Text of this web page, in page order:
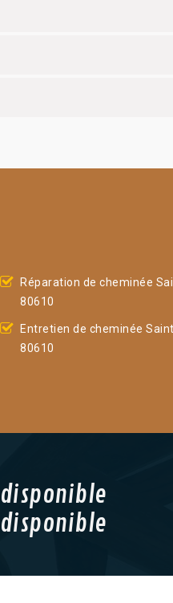
Réparation de cheminée
80610
Entretien de cheminée
80610